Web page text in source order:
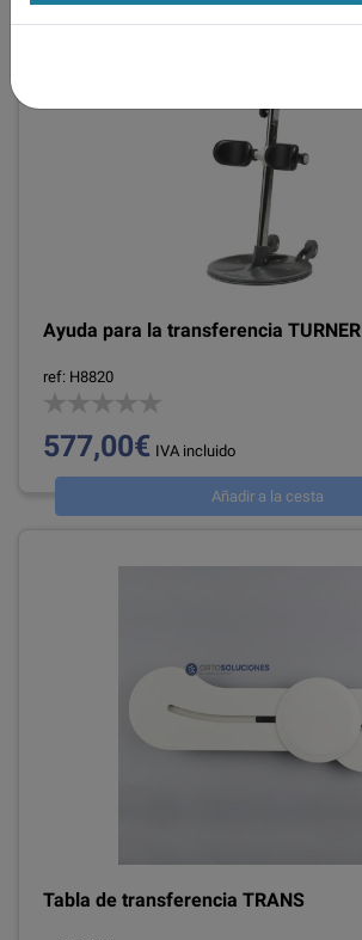
Ayuda para la transferencia TURNER
ref: H8820
577,00€ IVA incluido
Añadir a la cesta
Tabla de transferencia TRANS